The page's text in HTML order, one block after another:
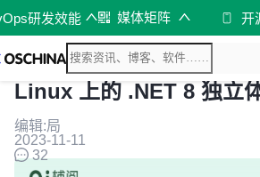
研发效能 媒体矩阵 开
Linux 上的 .NET 8 独立
编辑:局
2023-11-11
32